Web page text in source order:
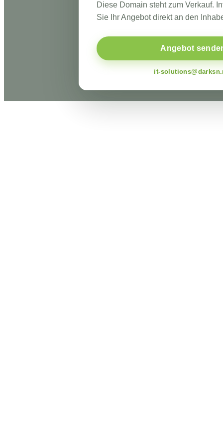
Diese Domain steht zum Verkauf.
Sie Ihr Angebot direkt an den
Angebot
it-